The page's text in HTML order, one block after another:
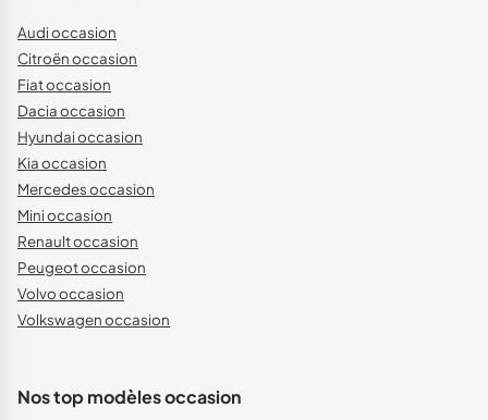
Audi occasion
Citroën occasion
Fiat occasion
Dacia occasion
Hyundai occasion
Kia occasion
Mercedes occasion
Mini occasion
Renault occasion
Peugeot occasion
Volvo occasion
Volkswagen occasion
Nos top modèles occasion